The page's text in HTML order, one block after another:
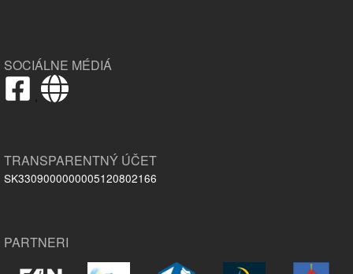
SOCIÁLNE MÉDIÁ
,
TRANSPARENTNÝ ÚČET
SK3309000000005120802166
PARTNERI